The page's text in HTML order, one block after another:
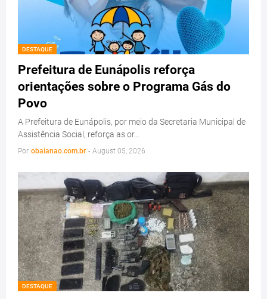
DESTAQUE
Prefeitura de Eunápolis reforça
orientações sobre o Programa Gás do
Povo
A Prefeitura de Eunápolis, por meio da Secretaria Municipal de
Assistência Social, reforça as or…
Por obaianao.com.br - August 05, 2026
DESTAQUE